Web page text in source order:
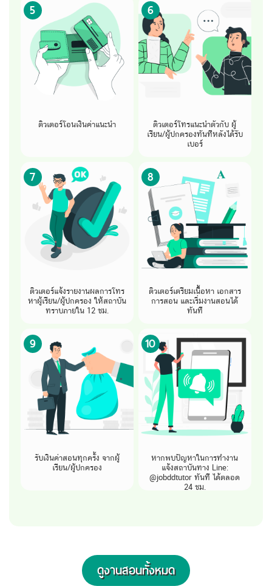
5
ติวเตอร์โอนเงินค่าแนะนำ
6
ติวเตอร์โทรแนะนำตัวกับ ผู้
เรียน/ผู้ปกครองทันทีหลังได้รับ
เบอร์
7
ติวเตอร์แจ้งรายงานผลการโทร
หาผู้เรียน/ผู้ปกครอง ให้สถาบัน
ทราบภายใน 12 ชม.
8
ติวเตอร์เตรียมเนื้อหา เอกสาร
การสอน และเริ่มงานสอนได้
ทันที
9
รับเงินค่าสอนทุกครั้ง จากผู้
เรียน/ผู้ปกครอง
10
หากพบปัญหาในการทำงาน
แจ้งสถาบันทาง Line:
@jobddtutor ทันที ได้ตลอด
24 ชม.
ดูงานสอนทั้งหมด